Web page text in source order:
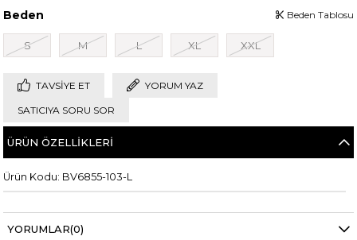
Beden
S M L XL XXL
Beden Tablosu
TAVSIYE ET YORUM YAZ
SATICIYA SORU SOR
ÜRÜN ÖZELLIKLERI
Ürün Kodu: BV6855-103-L
YORUMLAR(0)